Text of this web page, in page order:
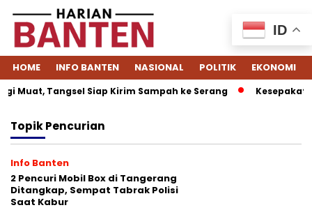
HOME INFO BANTEN NASIONAL POLITIK EKONOMI
Muat, Tangsel Siap Kirim Sampah ke Serang
TopikPencurian
Info Banten
2 Pencuri Mobil Box di Tangerang
Ditangkap, Sempat Tabrak Polisi
Saat Kabur
ID